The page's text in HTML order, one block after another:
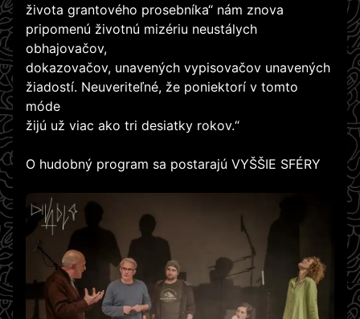
života grantového prosebníka“ nám znova
pripomenú životnú mizériu neustálych
obhajovačov,
dokazovačov, unavených vypisovačov unavených
žiadostí. Neuveriteľné, že poniektorí v tomto
móde
žijú už viac ako tri desiatky rokov.“
O hudobný program sa postarajú VYŠŠIE SFÉRY